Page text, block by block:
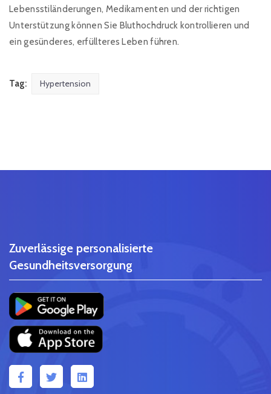
Lebensstiländerungen, Medikamenten und der richtigen
Unterstützung können Sie Bluthochdruck kontrollieren und
ein gesünderes, erfüllteres Leben führen.
Tag: Hypertension
Zuverlässige personalisierte
Gesundheitsversorgung